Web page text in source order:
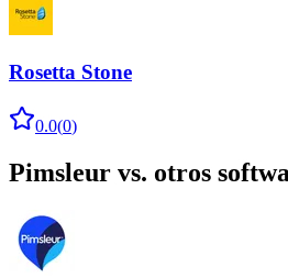
Rosetta Stone
0.0(0)
Pimsleur vs. otros